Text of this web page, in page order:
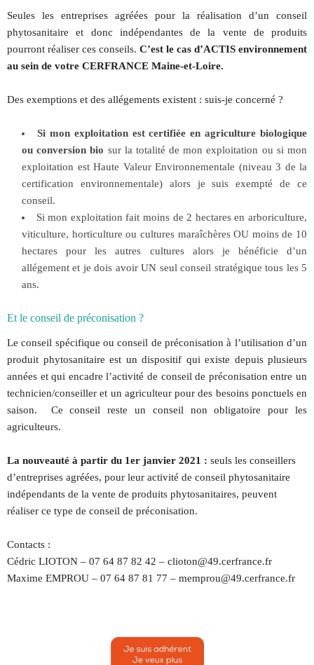
Seules les entreprises agréées pour la réalisation d’un conseil
phytosanitaire et donc indépendantes de la vente de produits
pourront réaliser ces conseils. C’est le cas d’ACTIS environnement
au sein de votre CERFRANCE Maine-et-Loire.
Des exemptions et des allégements existent : suis-je concerné ?
Si mon exploitation est certifiée en agriculture biologique
ou conversion bio sur la totalité de mon exploitation ou si mon
exploitation est Haute Valeur Environnementale (niveau 3 de la
certification environnementale) alors je suis exempté de ce
conseil.
Si mon exploitation fait moins de 2 hectares en arboriculture,
viticulture, horticulture ou cultures maraîchères OU moins de 10
hectares pour les autres cultures alors je bénéficie d’un
allégement et je dois avoir UN seul conseil stratégique tous les 5
ans.
Et le conseil de préconisation ?
Le conseil spécifique ou conseil de préconisation à l’utilisation d’un
produit phytosanitaire est un dispositif qui existe depuis plusieurs
années et qui encadre l’activité de conseil de préconisation entre un
technicien/conseiller et un agriculteur pour des besoins ponctuels en
saison. Ce conseil reste un conseil non obligatoire pour les
agriculteurs.
La nouveauté à partir du 1er janvier 2021 : seuls les conseillers
d’entreprises agréées, pour leur activité de conseil phytosanitaire
indépendants de la vente de produits phytosanitaires, peuvent
réaliser ce type de conseil de préconisation.
Contacts :
Cédric LIOTON – 07 64 87 82 42 – clioton@49.cerfrance.fr
Maxime EMPROU – 07 64 87 81 77 – memprou@49.cerfrance.fr